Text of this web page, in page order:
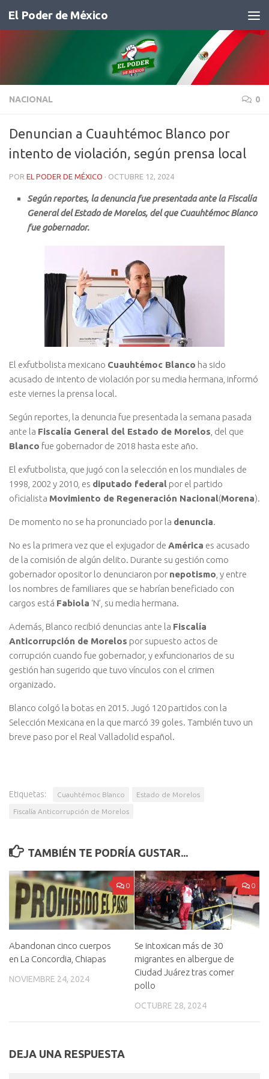
Saltar al contenido
El Poder de México
NACIONAL 0
Denuncian a Cuauhtémoc Blanco por
intento de violación, según prensa local
POR EL PODER DE MÉXICO · OCTUBRE 12, 2024
Según reportes, la denuncia fue presentada ante la Fiscalía
General del Estado de Morelos, del que Cuauhtémoc Blanco
fue gobernador.
El exfutbolista mexicano Cuauhtémoc Blanco ha sido
acusado de intento de violación por su media hermana, informó
este viernes la prensa local.
Según reportes, la denuncia fue presentada la semana pasada
ante la Fiscalía General del Estado de Morelos , del que
Blanco fue gobernador de 2018 hasta este año.
El exfutbolista, que jugó con la selección en los mundiales de
1998, 2002 y 2010, es diputado federal por el partido
oficialista Movimiento de Regeneración Nacional(Morena).
De momento no se ha pronunciado por la denuncia.
No es la primera vez que el exjugador de América es acusado
de la comisión de algún delito. Durante su gestión como
gobernador opositor lo denunciaron por nepotismo , y entre
los nombres de familiares que se habrían beneficiado con
cargos está Fabiola ‘N’, su media hermana.
Además, Blanco recibió denuncias ante la Fiscalía
Anticorrupción de Morelos por supuesto actos de
corrupción cuando fue gobernador, y exfuncionarios de su
gestión han sugerido que tuvo vínculos con el crimen
organizado.
Blanco colgó la botas en 2015. Jugó 120 partidos con la
Selección Mexicana en la que marcó 39 goles. También tuvo un
breve paso por el Real Valladolid español.
Etiquetas: Cuauhtémoc Blanco Estado de Morelos
Fiscalía Anticorrupción de Morelos
TAMBIÉN TE PODRÍA GUSTAR...
0
Abandonan cinco cuerpos
en La Concordia, Chiapas
NOVIEMBRE 24, 2024
0
Se intoxican más de 30
migrantes en albergue de
Ciudad Juárez tras comer
pollo
OCTUBRE 28, 2024
DEJA UNA RESPUESTA